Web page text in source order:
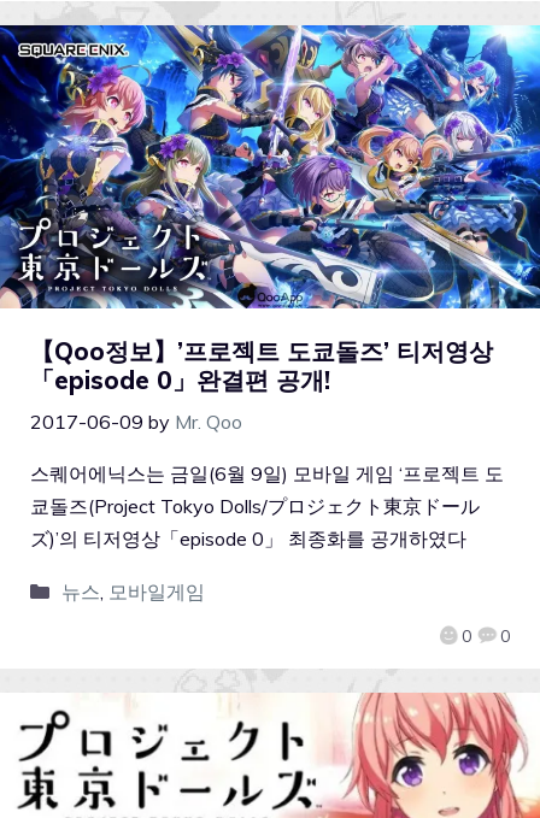
【Qoo정보】’프로젝트 도쿄돌즈’ 티저영상
「episode 0」완결편 공개!
2017-06-09 by Mr. Qoo
0 0
스퀘어에닉스는 금일(6월 9일) 모바일 게임 ‘프로젝트 도
쿄돌즈(Project Tokyo Dolls/プロジェクト東京ドール
ズ)’의 티저영상「episode 0」 최종화를 공개하였다
뉴스, 모바일게임